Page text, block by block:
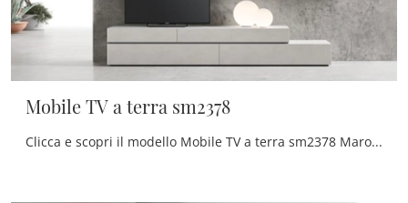
Mobile TV a terra sm2378
Clicca e scopri il modello Mobile TV a terra sm2378 Maronese: questo mobile per la TV in melaminico è tra le più esclusive soluzioni per il living.